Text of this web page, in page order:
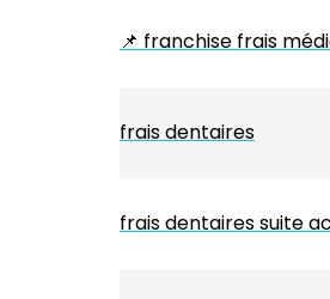
📌 franchise frais
frais dentaires
frais dentaires suite